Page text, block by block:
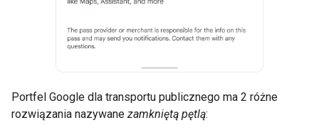
Portfel Google dla transportu publicznego ma 2 różne
rozwiązania nazywane zamkniętą pętlą: